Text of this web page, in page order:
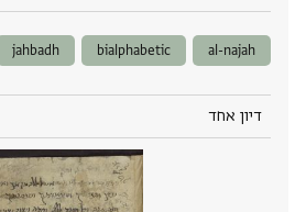
al-najah
bialphabetic
jahbadh
דיון אחד